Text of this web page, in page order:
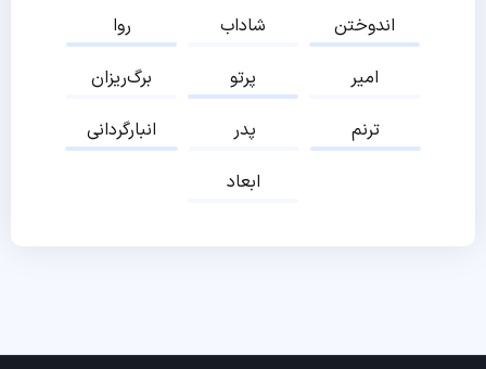
روا
شاداب
اندوختن
برگ‌ریزان
پرتو
امیر
انبارگردانی
پدر
ترنم
ابعاد